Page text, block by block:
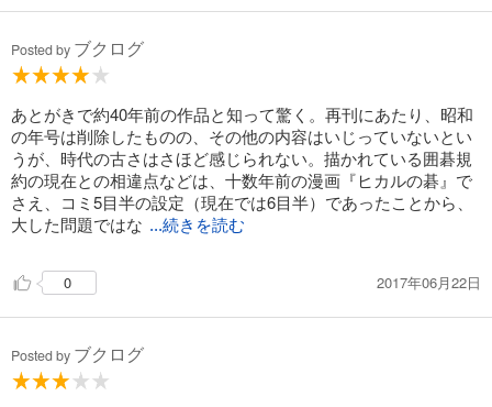
Posted by ブクログ
あとがきで約40年前の作品と知って驚く。再刊にあたり、昭和
の年号は削除したものの、その他の内容はいじっていないとい
うが、時代の古さはさほど感じられない。描かれている囲碁規
約の現在との相違点などは、十数年前の漫画『ヒカルの碁』で
さえ、コミ5目半の設定（現在では6目半）であったことから、
大した問題ではな ...続きを読む
0 2017年06月22日
Posted by ブクログ